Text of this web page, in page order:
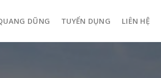
DŨNG TUYỂN DỤNG LIÊN HỆ